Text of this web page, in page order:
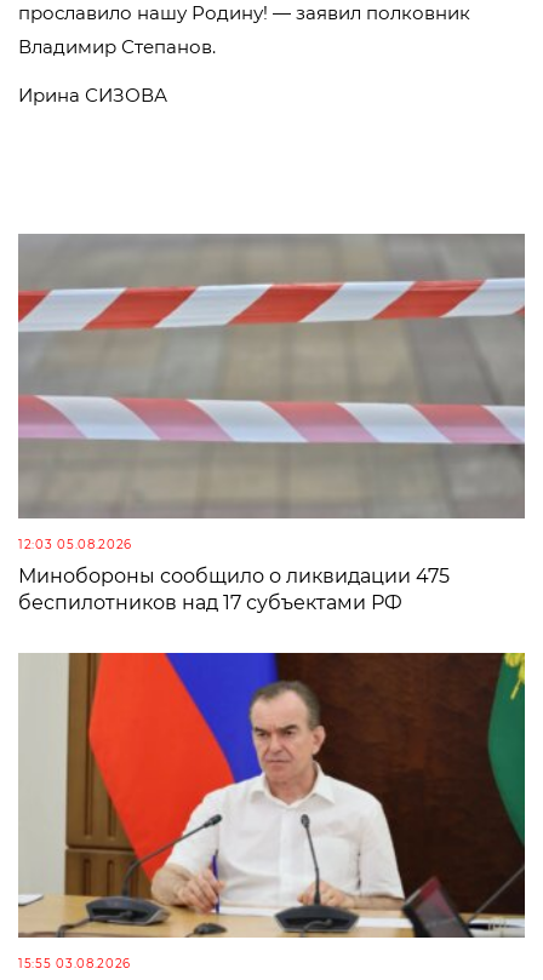
прославило нашу Родину! — заявил полковник
Владимир Степанов.
Ирина СИЗОВА
12:03 05.08.2026
Минобороны сообщило о ликвидации 475
беспилотников над 17 субъектами РФ
15:55 03.08.2026